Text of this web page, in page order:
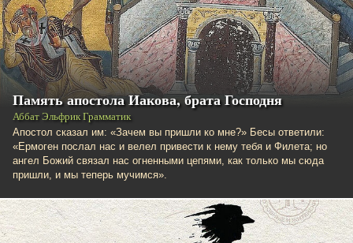
Память апостола Иакова, брата Господня
Аббат Эльфрик Грамматик
Апостол сказал им: «Зачем вы пришли ко мне?» Бесы ответили:
«Ермоген послал нас и велел привести к нему тебя и Филета; но
ангел Божий связал нас огненными цепями, как только мы сюда
пришли, и мы теперь мучимся».